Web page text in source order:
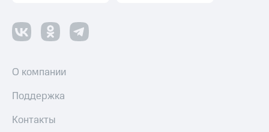
О компании
Поддержка
Контакты